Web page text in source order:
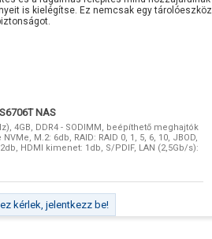
is kielégítse. Ez nemcsak egy
NAS
4GB, DDR4 - SODIMM, beépíthető meghajtók
M.2: 6db, RAID: RAID 0, 1, 5, 6, 10, JBOD,
2db, HDMI kimenet: 1db, S/PDIF, LAN (2,5Gb/s):
kérlek, jelentkezz be!